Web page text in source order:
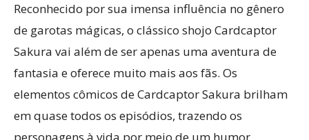
Reconhecido por sua imensa influência no gênero
de garotas mágicas, o clássico shojo Cardcaptor
Sakura vai além de ser apenas uma aventura de
fantasia e oferece muito mais aos fãs. Os
elementos cômicos de Cardcaptor Sakura brilham
em quase todos os episódios, trazendo os